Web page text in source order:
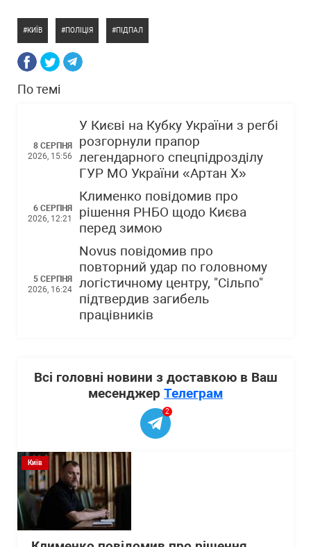
КИЇВ ПОЛІЦІЯ ПІДПАЛ
По темі
8 СЕРПНЯ
2026, 15:56
У Києві на Кубку України з регбі
розгорнули прапор
легендарного спецпідрозділу
ГУР МО України «Артан Х»
6 СЕРПНЯ
2026, 12:21
Клименко повідомив про
рішення РНБО щодо Києва
перед зимою
5 СЕРПНЯ
2026, 16:24
Novus повідомив про
повторний удар по головному
логістичному центру, "Сільпо"
підтвердив загибель
працівників
Всі головні новини з доставкою в Ваш
месенджер Телеграм
2
Київ